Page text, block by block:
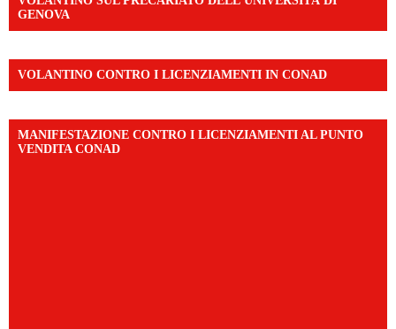
GENOVA
VOLANTINO CONTRO I LICENZIAMENTI IN CONAD
MANIFESTAZIONE CONTRO I LICENZIAMENTI AL PUNTO
VENDITA CONAD